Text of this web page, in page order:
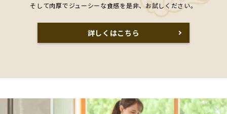
そして肉厚でジューシーな食感を是非、お試しください。
詳しくはこちら